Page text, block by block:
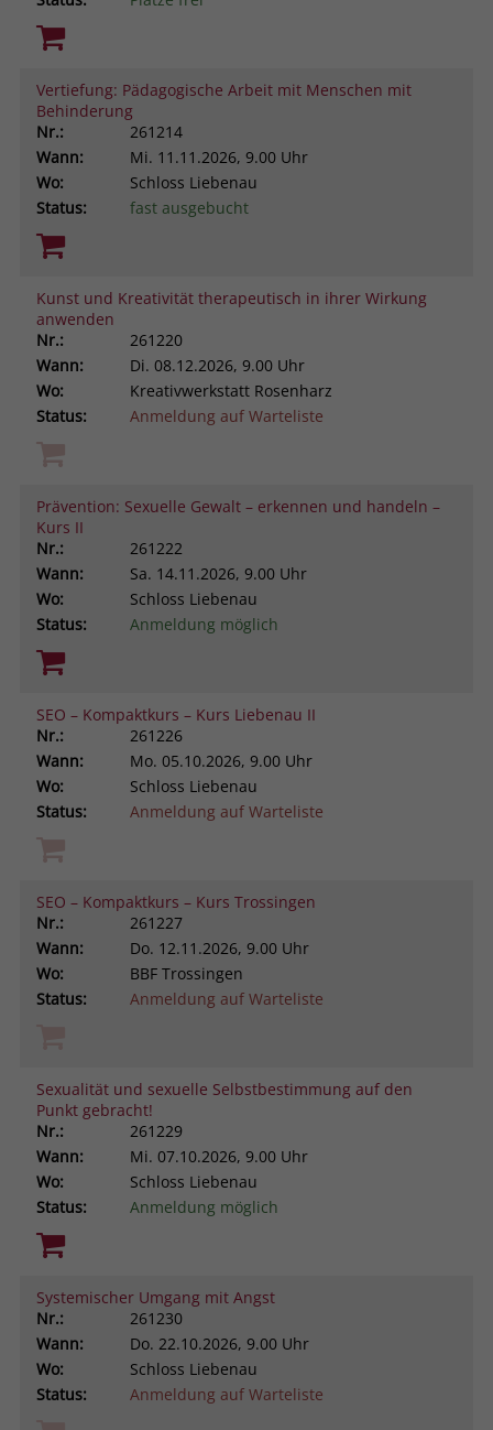
Vertiefung: Pädagogische Arbeit mit Menschen mit
Behinderung
Nr.:
261214
Wann:
Mi. 11.11.2026, 9.00 Uhr
Wo:
Schloss Liebenau
Status:
fast ausgebucht
Kunst und Kreativität therapeutisch in ihrer Wirkung
anwenden
Nr.:
261220
Wann:
Di. 08.12.2026, 9.00 Uhr
Wo:
Kreativwerkstatt Rosenharz
Status:
Anmeldung auf Warteliste
Prävention: Sexuelle Gewalt – erkennen und handeln –
Kurs II
Nr.:
261222
Wann:
Sa. 14.11.2026, 9.00 Uhr
Wo:
Schloss Liebenau
Status:
Anmeldung möglich
SEO – Kompaktkurs – Kurs Liebenau II
Nr.:
261226
Wann:
Mo. 05.10.2026, 9.00 Uhr
Wo:
Schloss Liebenau
Status:
Anmeldung auf Warteliste
SEO – Kompaktkurs – Kurs Trossingen
Nr.:
261227
Wann:
Do. 12.11.2026, 9.00 Uhr
Wo:
BBF Trossingen
Status:
Anmeldung auf Warteliste
Sexualität und sexuelle Selbstbestimmung auf den
Punkt gebracht!
Nr.:
261229
Wann:
Mi. 07.10.2026, 9.00 Uhr
Wo:
Schloss Liebenau
Status:
Anmeldung möglich
Systemischer Umgang mit Angst
Nr.:
261230
Wann:
Do. 22.10.2026, 9.00 Uhr
Wo:
Schloss Liebenau
Status:
Anmeldung auf Warteliste